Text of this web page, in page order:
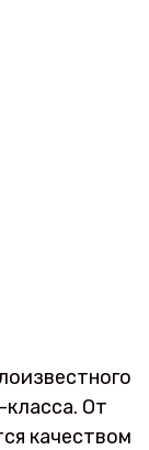
От
качеством